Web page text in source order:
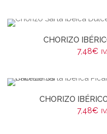
CHORIZO
7,48€
CHORIZO
7,48€